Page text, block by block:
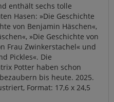
enthält sechs tolle
Hasen: »Die Geschichte
von Benjamin Häschen«,
»Die Geschichte von
Frau Zwinkerstachel« und
Pickles«. Die
Potter haben schon
bis heute. 2025.
Format: 17,6 x 24,5